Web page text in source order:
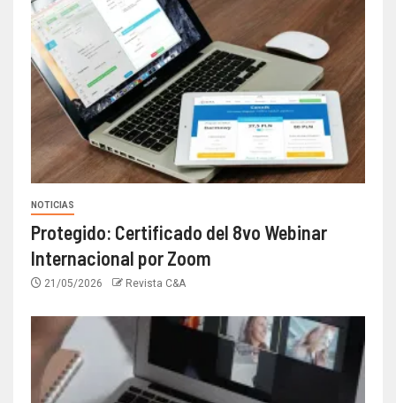
NOTICIAS
Protegido: Certificado del 8vo Webinar
Internacional por Zoom
21/05/2026 Revista C&A